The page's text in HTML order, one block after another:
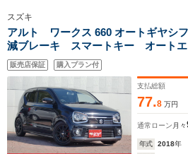
スズキ
アルト ワークス 660 オートギヤ
減ブレーキ スマートキー オート
ハイビーム イモビライザー 電動格
販売店保証 購入プラン付
支払総額
77.8 万円
通常ローン 月々
年式 2018年